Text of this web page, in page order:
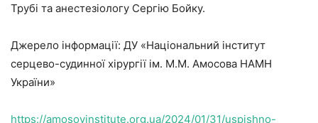
Трубі та анестезіологу Сергію Бойку.
Джерело інформації: ДУ «Національний інститут
серцево-судинної хірургії ім. М.М. Амосова НАМН
України»
https://amosovinstitute.org.ua/2024/01/31/uspishno-